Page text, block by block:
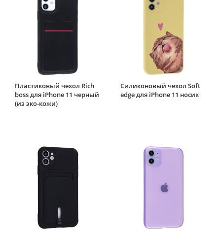
Пластиковый чехол Rich
boss для iPhone 11 черный
(из эко-кожи)
Силиконовый чехол Soft
edge для iPhone 11 носик